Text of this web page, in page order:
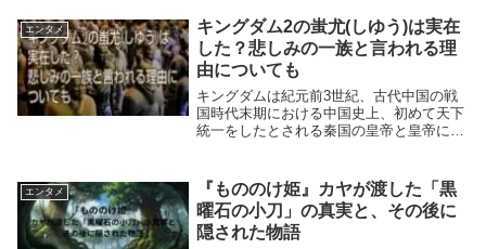
エンタメ
キングダム2の蚩尤(しゆう)は実在
した？悲しみの一族と言われる理
由についても
キングダムは紀元前3世紀、古代中国の戦
国時代末期における中国史上、初めて天下
統一をしたとされる秦国の皇帝と皇帝に仕
国に侵略を開始してきた魏国との戦いが舞
台です。この...
エンタメ
『もののけ姫』カヤが渡した「黒
曜石の小刀」の真実と、その後に
隠された物語